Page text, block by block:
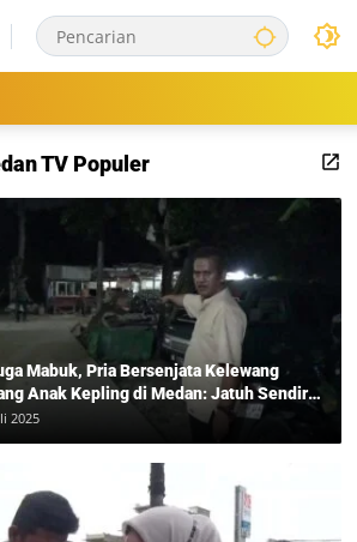
TV Populer
Mabuk, Pria Bersenjata Kelewang
Anak Kepling di Medan: Jatuh Sendiri
Mengamuk
2025